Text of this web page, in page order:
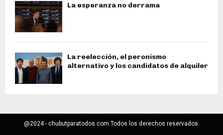
La esperanza no derrama
La reelección, el peronismo
alternativo y los candidatos de alquiler
@2024 - chubutparatodos.com Todos los derechos reservados.